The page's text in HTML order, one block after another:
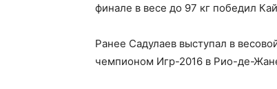
финале в весе до 97 кг победил
Ранее Садулаев выступал в
чемпионом Игр-2016 в Рио-де-